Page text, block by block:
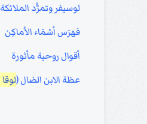
لوسيفر وتمرُّد الملائكة
فهرَس أسْمَاء الأماكِن
أقوال روحية مأثورة
عظة الابن الضال (لوقا 15: 11-32